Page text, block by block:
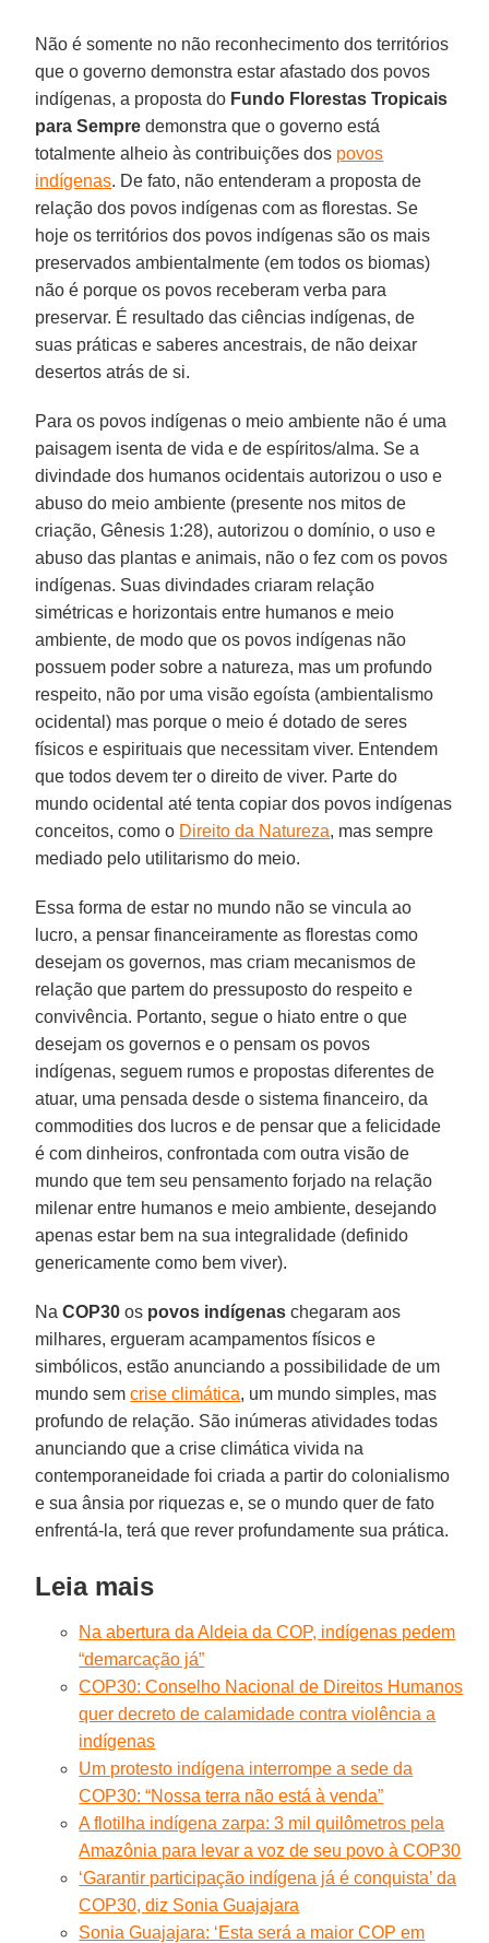
Não é somente no não reconhecimento dos territórios
que o governo demonstra estar afastado dos povos
indígenas, a proposta do Fundo Florestas Tropicais
para Sempre demonstra que o governo está
totalmente alheio às contribuições dos povos
indígenas. De fato, não entenderam a proposta de
relação dos povos indígenas com as florestas. Se
hoje os territórios dos povos indígenas são os mais
preservados ambientalmente (em todos os biomas)
não é porque os povos receberam verba para
preservar. É resultado das ciências indígenas, de
suas práticas e saberes ancestrais, de não deixar
desertos atrás de si.
Para os povos indígenas o meio ambiente não é uma
paisagem isenta de vida e de espíritos/alma. Se a
divindade dos humanos ocidentais autorizou o uso e
abuso do meio ambiente (presente nos mitos de
criação, Gênesis 1:28), autorizou o domínio, o uso e
abuso das plantas e animais, não o fez com os povos
indígenas. Suas divindades criaram relação
simétricas e horizontais entre humanos e meio
ambiente, de modo que os povos indígenas não
possuem poder sobre a natureza, mas um profundo
respeito, não por uma visão egoísta (ambientalismo
ocidental) mas porque o meio é dotado de seres
físicos e espirituais que necessitam viver. Entendem
que todos devem ter o direito de viver. Parte do
mundo ocidental até tenta copiar dos povos indígenas
conceitos, como o Direito da Natureza, mas sempre
mediado pelo utilitarismo do meio.
Essa forma de estar no mundo não se vincula ao
lucro, a pensar financeiramente as florestas como
desejam os governos, mas criam mecanismos de
relação que partem do pressuposto do respeito e
convivência. Portanto, segue o hiato entre o que
desejam os governos e o pensam os povos
indígenas, seguem rumos e propostas diferentes de
atuar, uma pensada desde o sistema financeiro, da
commodities dos lucros e de pensar que a felicidade
é com dinheiros, confrontada com outra visão de
mundo que tem seu pensamento forjado na relação
milenar entre humanos e meio ambiente, desejando
apenas estar bem na sua integralidade (definido
genericamente como bem viver).
NaCOP30 os povos indígenas chegaram aos
milhares, ergueram acampamentos físicos e
simbólicos, estão anunciando a possibilidade de um
mundo semcrise climática, um mundo simples, mas
profundo de relação. São inúmeras atividades todas
anunciando que a crise climática vivida na
contemporaneidade foi criada a partir do colonialismo
e sua ânsia por riquezas e, se o mundo quer de fato
enfrentá-la, terá que rever profundamente sua prática.
Leia mais
Na abertura da Aldeia da COP, indígenas pedem
“demarcação já”
COP30: Conselho Nacional de Direitos Humanos
quer decreto de calamidade contra violência a
indígenas
Um protesto indígena interrompe a sede da
COP30: “Nossa terra não está à venda”
A flotilha indígena zarpa: 3 mil quilômetros pela
Amazônia para levar a voz de seu povo à COP30
‘Garantir participação indígena já é conquista’ da
COP30, diz Sonia Guajajara
Sonia Guajajara: ‘Esta será a maior COP em